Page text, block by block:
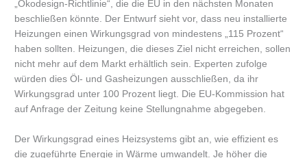
„Ökodesign-Richtlinie“, die die EU in den nächsten Monaten
beschließen könnte. Der Entwurf sieht vor, dass neu installierte
Heizungen einen Wirkungsgrad von mindestens „115 Prozent“
haben sollten. Heizungen, die dieses Ziel nicht erreichen, sollen
nicht mehr auf dem Markt erhältlich sein. Experten zufolge
würden dies Öl- und Gasheizungen ausschließen, da ihr
Wirkungsgrad unter 100 Prozent liegt. Die EU-Kommission hat
auf Anfrage der Zeitung keine Stellungnahme abgegeben.
Der Wirkungsgrad eines Heizsystems gibt an, wie effizient es
die zugeführte Energie in Wärme umwandelt. Je höher die